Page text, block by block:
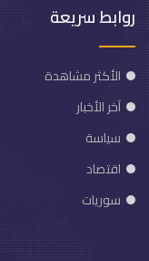
روابط سريعة
الأكثر مشاهدة
آخر الأخبار
سياسة
اقتصاد
سوريات